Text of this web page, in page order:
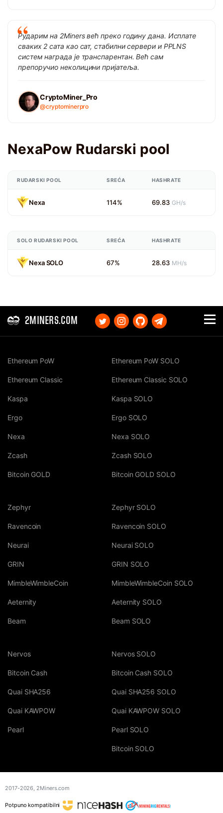
Рударим на 2Miners већ преко годину дана. Исплате
сваких 2 сата као сат, стабилни сервери и PPLNS
систем награда је транспарентан. Већ сам
препоручио неколицини пријатеља.
CryptoMiner_Pro
@cryptominerpro
NexaPow Rudarski pool
RUDARSKI POOL SREĆA HASHRATE
Nexa 114% 69.83 GH/s
SOLO RUDARSKI POOL SREĆA HASHRATE
Nexa SOLO 67% 28.63 MH/s
2MINERS.COM
Ethereum PoW
Ethereum Classic
Kaspa
Ergo
Nexa
Zcash
Bitcoin GOLD
Ethereum PoW SOLO
Ethereum Classic SOLO
Kaspa SOLO
Ergo SOLO
Nexa SOLO
Zcash SOLO
Bitcoin GOLD SOLO
Zephyr
Ravencoin
Neurai
GRIN
MimbleWimbleCoin
Aeternity
Beam
Zephyr SOLO
Ravencoin SOLO
Neurai SOLO
GRIN SOLO
MimbleWimbleCoin SOLO
Aeternity SOLO
Beam SOLO
Nervos
Bitcoin Cash
Quai SHA256
Quai KAWPOW
Pearl
Nervos SOLO
Bitcoin Cash SOLO
Quai SHA256 SOLO
Quai KAWPOW SOLO
Pearl SOLO
Bitcoin SOLO
2017-2026, 2Miners.com
Potpuno kompatibilni